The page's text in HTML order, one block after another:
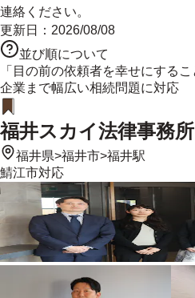
連絡ください。
更新日： 2026/08/08
並び順について
「目の前の依頼者を幸せにする
企業まで幅広い相続問題に対応
福井スカイ法律事務所
福井県>福井市>福井駅
鯖江市対応